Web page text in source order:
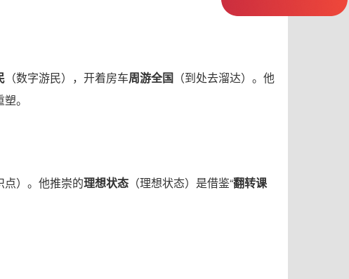
（数字游民），开着房车周游全国 （到处去溜达）。他
。
点）。他推崇的理想状态 （理想状态）是借鉴“翻转课